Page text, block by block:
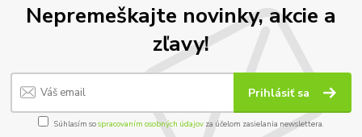
Nepremeškajte novinky, akcie a
zľavy!
Prihlásiť sa
Súhlasím sospracovaním osobných údajov za účelom zasielania newslettera.